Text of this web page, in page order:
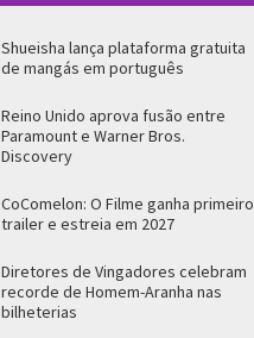
Shueisha lança plataforma gratuita
de mangás em português
Reino Unido aprova fusão entre
Paramount e Warner Bros.
Discovery
CoComelon: O Filme ganha primeiro
trailer e estreia em 2027
Diretores de Vingadores celebram
recorde de Homem-Aranha nas
bilheterias